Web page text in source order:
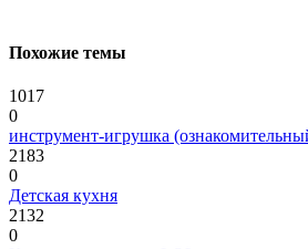
Похожие темы
1017
0
инструмент-игрушка
2183
0
Детская кухня
2132
0